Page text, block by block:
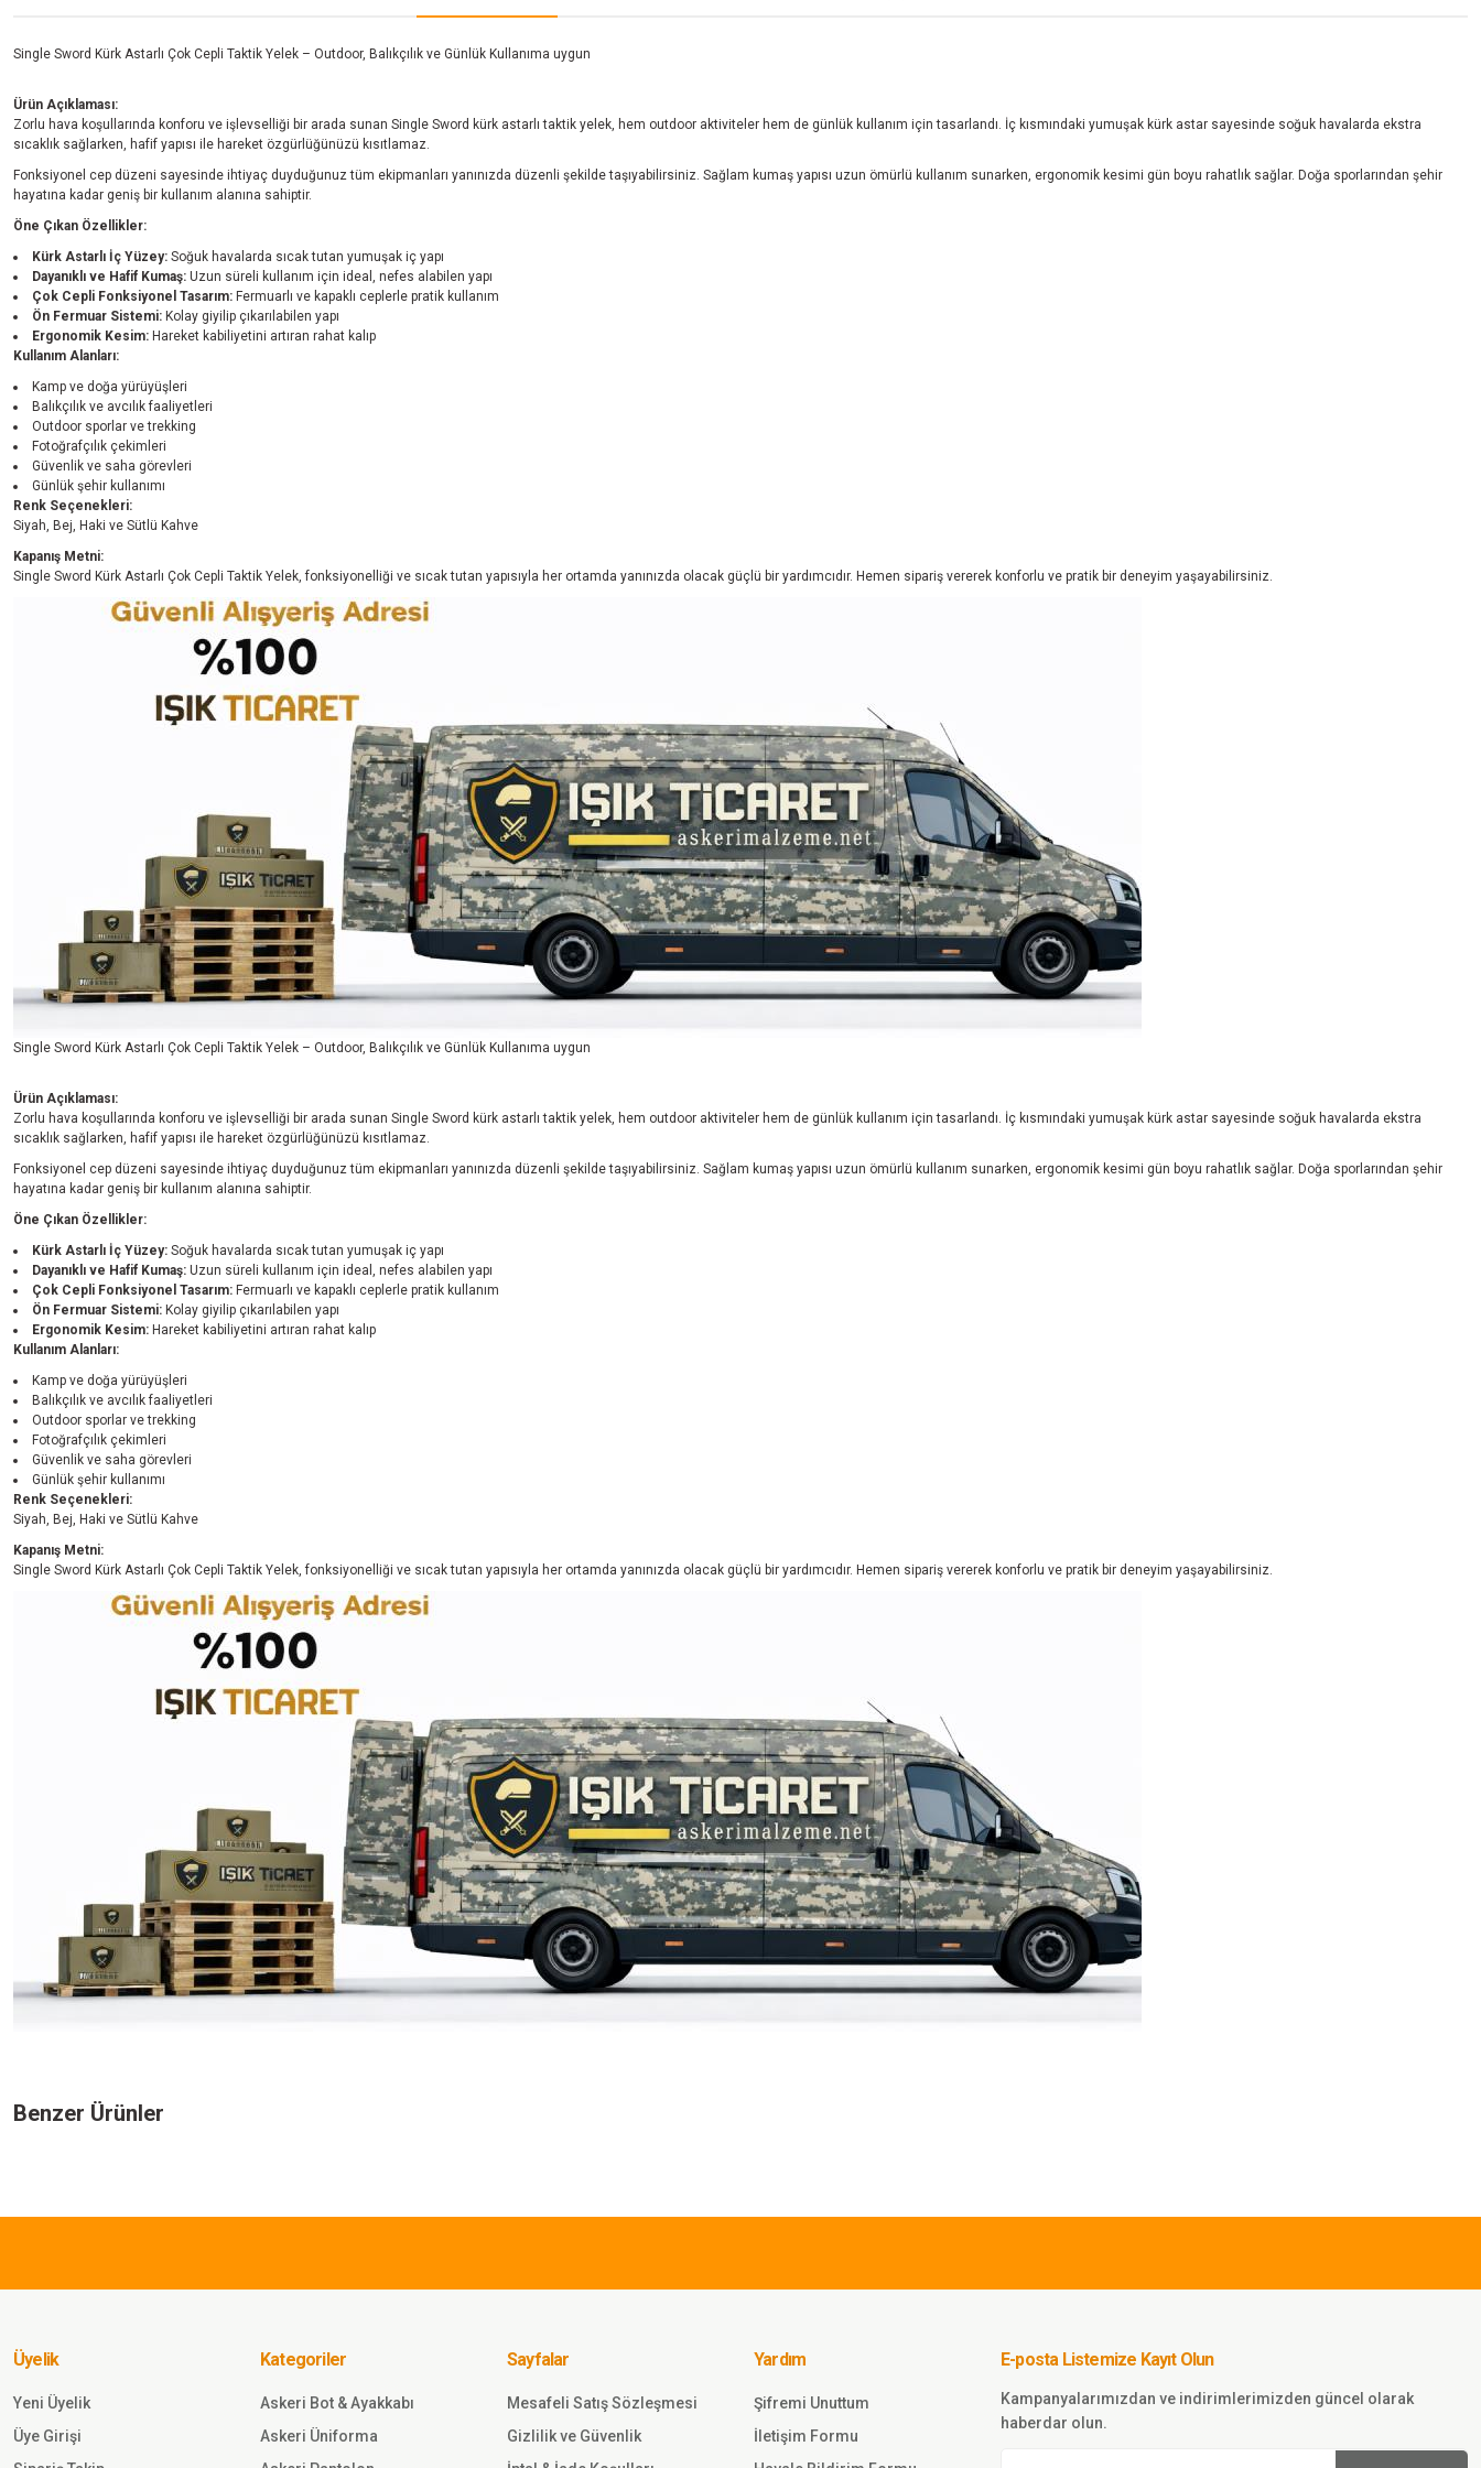
Single Sword Kürk Astarlı Çok Cepli Taktik Yelek – Outdoor, Balıkçılık ve Günlük Kullanıma uygun
Ürün Açıklaması:
Zorlu hava koşullarında konforu ve işlevselliği bir arada sunan Single Sword kürk astarlı taktik yelek, hem outdoor aktiviteler hem de günlük kullanım için tasarlandı. İç kısmındaki yumuşak kürk astar sayesinde soğuk havalarda ekstra
sıcaklık sağlarken, hafif yapısı ile hareket özgürlüğünüzü kısıtlamaz.
Fonksiyonel cep düzeni sayesinde ihtiyaç duyduğunuz tüm ekipmanları yanınızda düzenli şekilde taşıyabilirsiniz. Sağlam kumaş yapısı uzun ömürlü kullanım sunarken, ergonomik kesimi gün boyu rahatlık sağlar. Doğa sporlarından şehir
hayatına kadar geniş bir kullanım alanına sahiptir.
Öne Çıkan Özellikler:
Kürk Astarlı İç Yüzey: Soğuk havalarda sıcak tutan yumuşak iç yapı
Dayanıklı ve Hafif Kumaş: Uzun süreli kullanım için ideal, nefes alabilen yapı
Çok Cepli Fonksiyonel Tasarım: Fermuarlı ve kapaklı ceplerle pratik kullanım
Ön Fermuar Sistemi: Kolay giyilip çıkarılabilen yapı
Ergonomik Kesim: Hareket kabiliyetini artıran rahat kalıp
Kullanım Alanları:
Kamp ve doğa yürüyüşleri
Balıkçılık ve avcılık faaliyetleri
Outdoor sporlar ve trekking
Fotoğrafçılık çekimleri
Güvenlik ve saha görevleri
Günlük şehir kullanımı
Renk Seçenekleri:
Siyah, Bej, Haki ve Sütlü Kahve
Kapanış Metni:
Single Sword Kürk Astarlı Çok Cepli Taktik Yelek, fonksiyonelliği ve sıcak tutan yapısıyla her ortamda yanınızda olacak güçlü bir yardımcıdır. Hemen sipariş vererek konforlu ve pratik bir deneyim yaşayabilirsiniz.
Single Sword Kürk Astarlı Çok Cepli Taktik Yelek – Outdoor, Balıkçılık ve Günlük Kullanıma uygun
Ürün Açıklaması:
Zorlu hava koşullarında konforu ve işlevselliği bir arada sunan Single Sword kürk astarlı taktik yelek, hem outdoor aktiviteler hem de günlük kullanım için tasarlandı. İç kısmındaki yumuşak kürk astar sayesinde soğuk havalarda ekstra
sıcaklık sağlarken, hafif yapısı ile hareket özgürlüğünüzü kısıtlamaz.
Fonksiyonel cep düzeni sayesinde ihtiyaç duyduğunuz tüm ekipmanları yanınızda düzenli şekilde taşıyabilirsiniz. Sağlam kumaş yapısı uzun ömürlü kullanım sunarken, ergonomik kesimi gün boyu rahatlık sağlar. Doğa sporlarından şehir
hayatına kadar geniş bir kullanım alanına sahiptir.
Öne Çıkan Özellikler:
Kürk Astarlı İç Yüzey: Soğuk havalarda sıcak tutan yumuşak iç yapı
Dayanıklı ve Hafif Kumaş: Uzun süreli kullanım için ideal, nefes alabilen yapı
Çok Cepli Fonksiyonel Tasarım: Fermuarlı ve kapaklı ceplerle pratik kullanım
Ön Fermuar Sistemi: Kolay giyilip çıkarılabilen yapı
Ergonomik Kesim: Hareket kabiliyetini artıran rahat kalıp
Kullanım Alanları:
Kamp ve doğa yürüyüşleri
Balıkçılık ve avcılık faaliyetleri
Outdoor sporlar ve trekking
Fotoğrafçılık çekimleri
Güvenlik ve saha görevleri
Günlük şehir kullanımı
Renk Seçenekleri:
Siyah, Bej, Haki ve Sütlü Kahve
Kapanış Metni:
Single Sword Kürk Astarlı Çok Cepli Taktik Yelek, fonksiyonelliği ve sıcak tutan yapısıyla her ortamda yanınızda olacak güçlü bir yardımcıdır. Hemen sipariş vererek konforlu ve pratik bir deneyim yaşayabilirsiniz.
Gönder
Benzer Ürünler
Üyelik
Yeni Üyelik
Üye Girişi
Kategoriler
Askeri Bot & Ayakkabı
Askeri Üniforma
Sayfalar
Mesafeli Satış Sözleşmesi
Gizlilik ve Güvenlik
Yardım
Şifremi Unuttum
İletişim Formu
E-posta Listemize Kayıt Olun
Kampanyalarımızdan ve indirimlerimizden güncel olarak
haberdar olun.